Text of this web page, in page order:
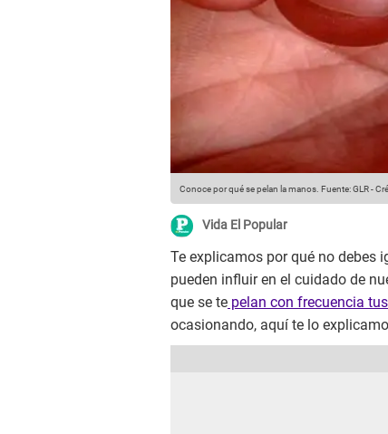
Conoce por qué se pelan la manos. Fuente: GLR-
Vida El Popular
Te explicamos por qué no debes
pueden influir en el cuidado de
que se te pelan con frecuencia
ocasionando, aquí te lo